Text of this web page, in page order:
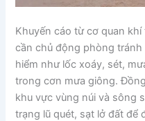
Khuyến cáo từ cơ quan
cần chủ động phòng
hiểm như lốc xoáy, sét,
trong cơn mưa giông.
khu vực vùng núi và sông
trạng lũ quét, sạt lở đất để